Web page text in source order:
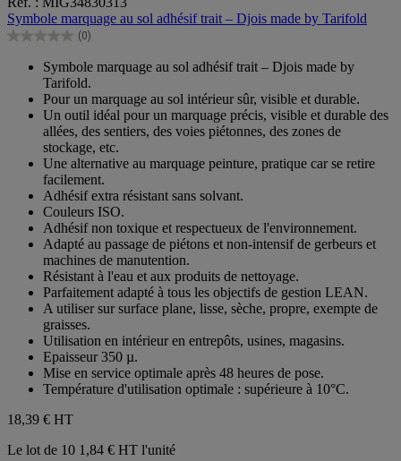
sur
5
étoiles.
Symbole marquage au sol adhésif trait – Djois made by Tarifold
(0)
0.0
étoiles.
Symbole marquage au sol adhésif trait – Djois made by
Tarifold.
Pour un marquage au sol intérieur sûr, visible et durable.
Un outil idéal pour un marquage précis, visible et durable des
allées, des sentiers, des voies piétonnes, des zones de
stockage, etc.
Une alternative au marquage peinture, pratique car se retire
facilement.
Adhésif extra résistant sans solvant.
Couleurs ISO.
Adhésif non toxique et respectueux de l'environnement.
Adapté au passage de piétons et non-intensif de gerbeurs et
machines de manutention.
Résistant à l'eau et aux produits de nettoyage.
Parfaitement adapté à tous les objectifs de gestion LEAN.
A utiliser sur surface plane, lisse, sèche, propre, exempte de
graisses.
Utilisation en intérieur en entrepôts, usines, magasins.
Epaisseur 350 µ.
Mise en service optimale après 48 heures de pose.
Température d'utilisation optimale : supérieure à 10°C.
18,39 € HT
Le lot de 10 1,84 € HT l'unité